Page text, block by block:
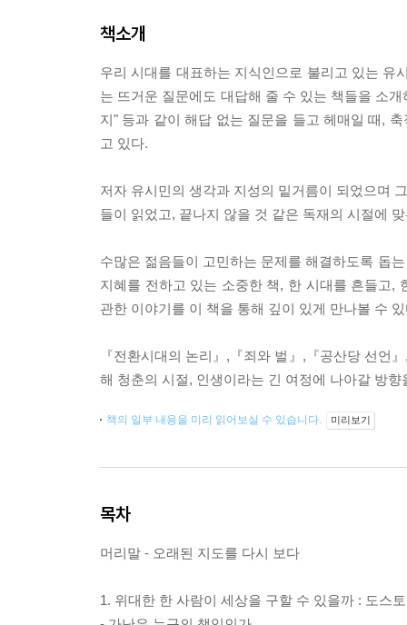
책소개
우리 시대를 대표하는 지식인으로 불리고 있는 유
는 뜨거운 질문에도 대답해 줄 수 있는 책들을 소
지" 등과 같이 해답 없는 질문을 들고 헤매일 때,
고 있다.
저자 유시민의 생각과 지성의 밑거름이 되었으며
들이 읽었고, 끝나지 않을 것 같은 독재의 시절에
수많은 젊음들이 고민하는 문제를 해결하도록 돕
지혜를 전하고 있는 소중한 책, 한 시대를 흔들고,
관한 이야기를 이 책을 통해 깊이 있게 만나볼 수
『전환시대의 논리』,『죄와 벌』,『공산당 선언
해 청춘의 시절, 인생이라는 긴 여정에 나아갈 방
책의 일부 내용을 미리 읽어보실 수 있습니다. 미리보기
목차
머리말 - 오래된 지도를 다시 보다
1. 위대한 한 사람이 세상을 구할 수 있을까 : 도스